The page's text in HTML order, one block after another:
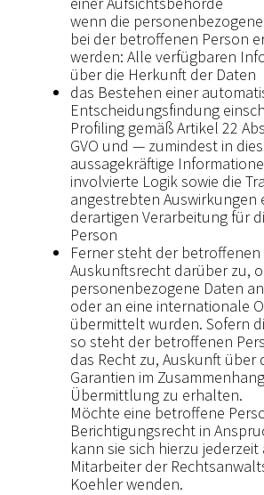
wenn die
bei der betroffenen Person
werden: Alle verfügbaren
über die Herkunft der Daten
das Bestehen einer
Entscheidungsfindung
Profiling gemäß Artikel 22
GVO und — zumindest in
aussagekräftige
involvierte Logik sowie die
angestrebten Auswirkungen
derartigen Verarbeitung für
Person
Ferner steht der betroffenen
Auskunftsrecht darüber zu,
personenbezogene Daten
oder an eine internationale
übermittelt wurden. Sofern
so steht der betroffenen
das Recht zu, Auskunft über
Garantien im
Übermittlung zu erhalten.
Möchte eine betroffene
Berichtigungsrecht in
kann sie sich hierzu jederzeit
Mitarbeiter der
Koehler wenden.